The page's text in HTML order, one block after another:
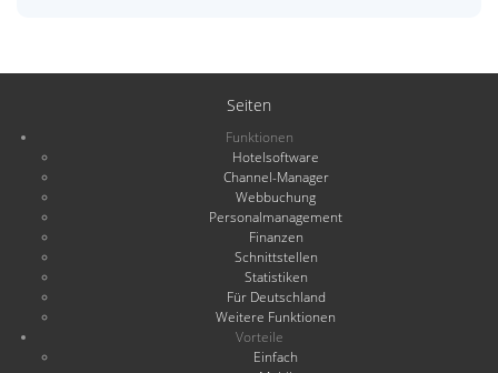
Seiten
Funktionen
Hotelsoftware
Channel-Manager
Webbuchung
Personalmanagement
Finanzen
Schnittstellen
Statistiken
Für Deutschland
Weitere Funktionen
Vorteile
Einfach